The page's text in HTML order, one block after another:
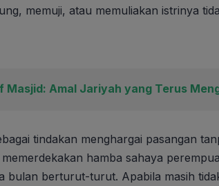
memuji, atau memuliakan istrinya
Masjid: Amal Jariyah yang Terus
tindakan menghargai pasangan
hamba sahaya
bulan berturut-turut. Apabila masih